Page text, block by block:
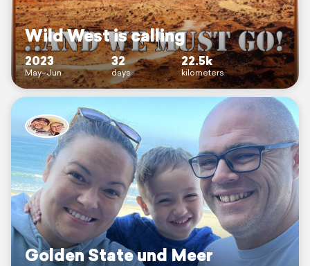
Wild West is calling
2023
May–Jun
32
days
22.5k
kilometers
Golden State und Meer